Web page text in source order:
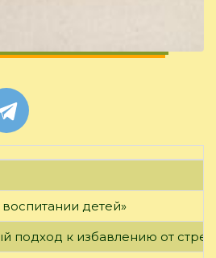
детей»
подход к избавлению от